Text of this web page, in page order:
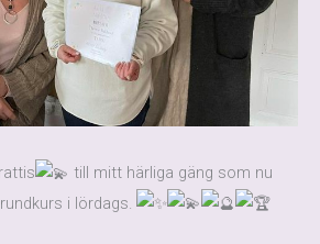
till mitt härliga gäng som nu
i lördags.